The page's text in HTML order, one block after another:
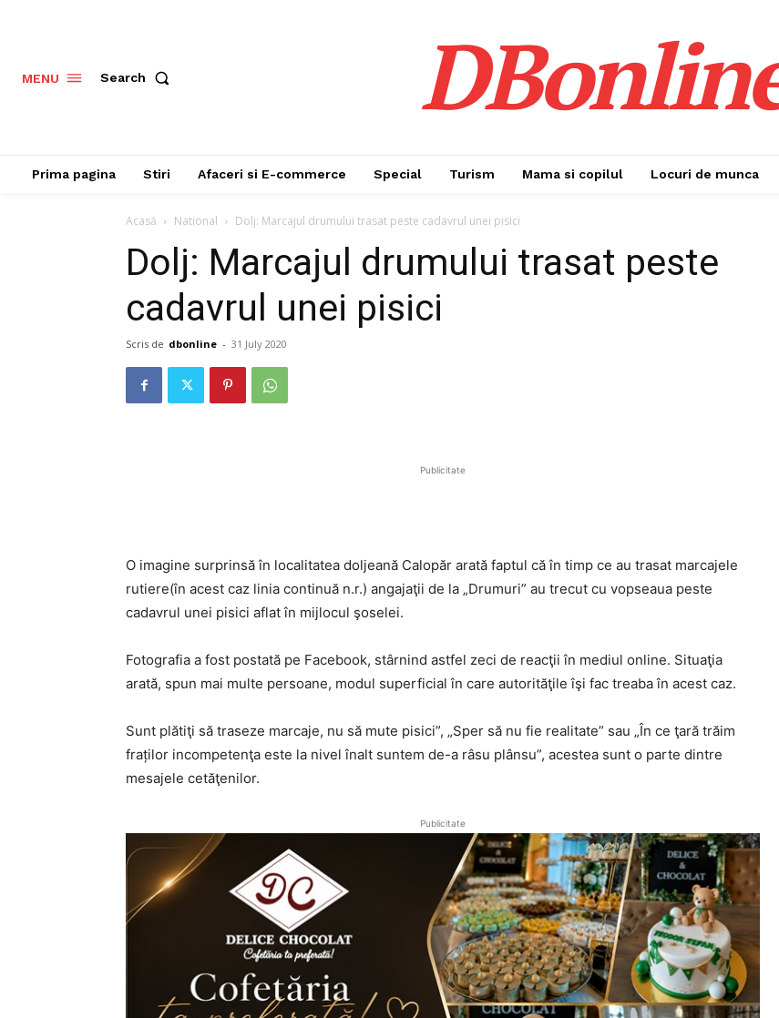
MENU Search
Prima pagina Stiri Afaceri si E-commerce Special Turism Mama si copilul Locuri de munca
Acasă National Dolj: Marcajul drumului trasat peste cadavrul unei pisici
Dolj: Marcajul drumului trasat peste
cadavrul unei pisici
Scris de dbonline - 31 July 2020
Publicitate
O imagine surprinsă în localitatea doljeană Calopăr arată faptul că în timp ce au trasat marcajele
rutiere(în acest caz linia continuă n.r.) angajaţii de la „Drumuri” au trecut cu vopseaua peste
cadavrul unei pisici aflat în mijlocul şoselei.
Fotografia a fost postată pe Facebook, stârnind astfel zeci de reacţii în mediul online. Situaţia
arată, spun mai multe persoane, modul superficial în care autorităţile îşi fac treaba în acest caz.
Sunt plătiţi să traseze marcaje, nu să mute pisici”, „Sper să nu fie realitate” sau „În ce ţară trăim
fraților incompetenţa este la nivel înalt suntem de-a râsu plânsu”, acestea sunt o parte dintre
mesajele cetăţenilor.
Publicitate